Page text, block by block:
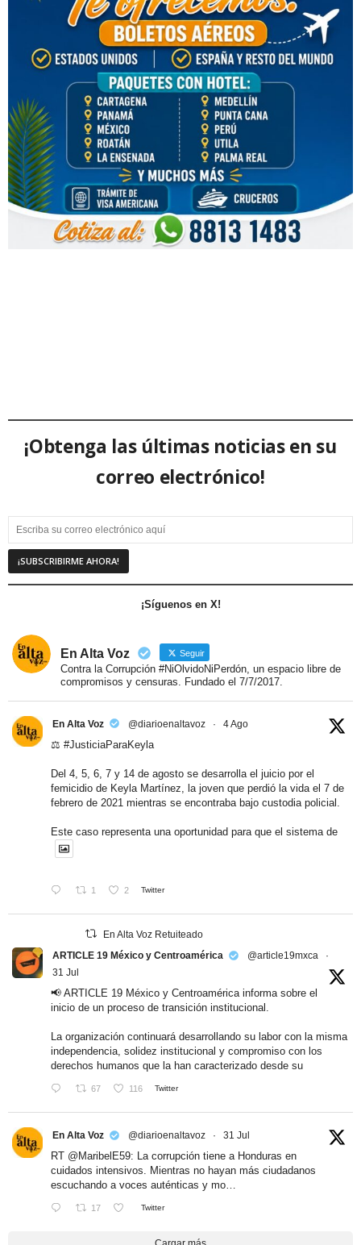
¡Obtenga las últimas noticias en su
correo electrónico!
¡Síguenos en X!
En Alta Voz Seguir
Contra la Corrupción #NiOlvidoNiPerdón, un espacio libre de
compromisos y censuras. Fundado el 7/7/2017.
En Alta Voz @diarioenaltavoz · 4 Ago
⚖️ #JusticiaParaKeyla
Del 4, 5, 6, 7 y 14 de agosto se desarrolla el juicio por el
femicidio de Keyla Martínez, la joven que perdió la vida el 7 de
febrero de 2021 mientras se encontraba bajo custodia policial.
Este caso representa una oportunidad para que el sistema de
1 2 Twitter
En Alta Voz Retuiteado
ARTICLE 19 México y Centroamérica
@article19mxca
·
31 Jul
📢 ARTICLE 19 México y Centroamérica informa sobre el
inicio de un proceso de transición institucional.
La organización continuará desarrollando su labor con la misma
independencia, solidez institucional y compromiso con los
derechos humanos que la han caracterizado desde su
67 116 Twitter
En Alta Voz @diarioenaltavoz · 31 Jul
RT @MaribelE59: La corrupción tiene a Honduras en
cuidados intensivos. Mientras no hayan más ciudadanos
escuchando a voces auténticas y mo…
17 Twitter